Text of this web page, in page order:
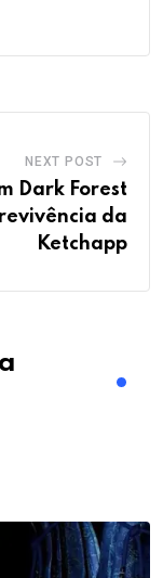
NEXT POST
Dark Forest
da
Ketchapp